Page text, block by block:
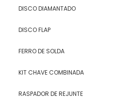
DISCO DIAMANTADO
DISCO FLAP
FERRO DE SOLDA
KIT CHAVE COMBINADA
RASPADOR DE REJUNTE